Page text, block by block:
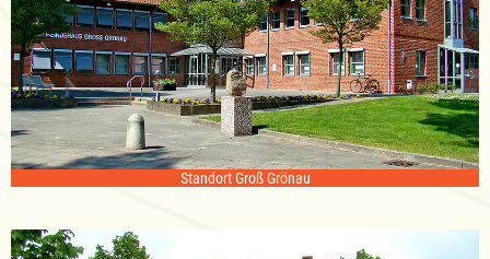
Standort Groß Grönau